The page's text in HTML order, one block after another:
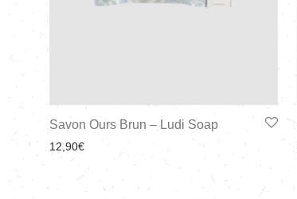
Savon Ours Brun – Ludi Soap
12,90€